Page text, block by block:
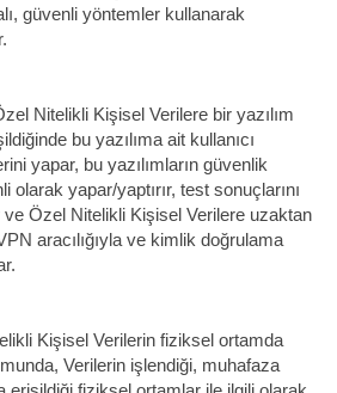
güvenli yöntemler kullanarak
Kişisel Verilere bir yazılım
bu yazılıma ait kullanıcı
yapar, bu yazılımların güvenlik
olarak yapar/yaptırır, test sonuçlarını
ve Özel Nitelikli Kişisel Verilere uzaktan
aracılığıyla ve kimlik doğrulama
Kişisel Verilerin fiziksel ortamda
Verilerin işlendiği, muhafaza